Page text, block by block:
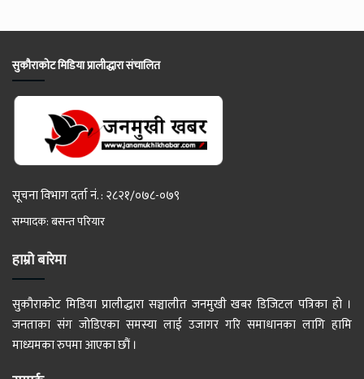
सुकौराकोट मिडिया प्रालीद्धारा संचालित
सूचना विभाग दर्ता नं. : २८२१/०७८-०७९
सम्पादक: बसन्त परियार
हाम्रो बारेमा
सुकौराकोट मिडिया प्रालीद्धारा सञ्चालीत जनमुखी खबर डिजिटल पत्रिका हो ।
जनताका संग जोडिएका समस्या लाई उजागर गरि समाधानका लागि हामि
माध्यमका रुपमा आएका छौं ।